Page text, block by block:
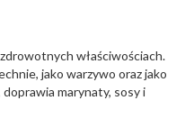
właściwościach.
jako warzywo oraz jako
doprawia marynaty, sosy i